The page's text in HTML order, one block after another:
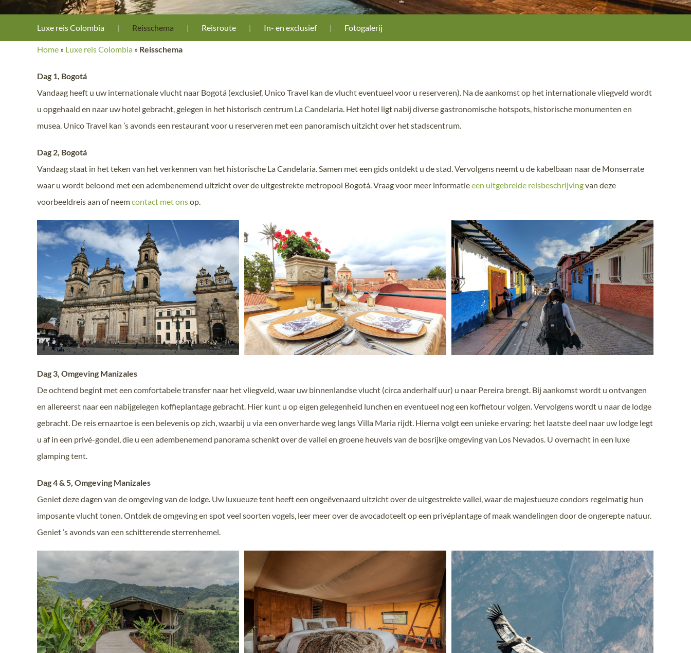
Luxe reis Colombia Reisschema Reisroute In- en exclusief Fotogalerij
Home » Luxe reis Colombia » Reisschema
Dag 1, Bogotá
Vandaag heeft u uw internationale vlucht naar Bogotá (exclusief, Unico Travel kan de vlucht eventueel voor u reserveren). Na de aankomst op het internationale vliegveld wordt
u opgehaald en naar uw hotel gebracht, gelegen in het historisch centrum La Candelaria. Het hotel ligt nabij diverse gastronomische hotspots, historische monumenten en
musea. Unico Travel kan ’s avonds een restaurant voor u reserveren met een panoramisch uitzicht over het stadscentrum.
Dag 2, Bogotá
Vandaag staat in het teken van het verkennen van het historische La Candelaria. Samen met een gids ontdekt u de stad. Vervolgens neemt u de kabelbaan naar de Monserrate
waar u wordt beloond met een adembenemend uitzicht over de uitgestrekte metropool Bogotá. Vraag voor meer informatieeen uitgebreide reisbeschrijvingvan deze
voorbeeldreis aan of neemcontact met onsop.
Dag 3, Omgeving Manizales
De ochtend begint met een comfortabele transfer naar het vliegveld, waar uw binnenlandse vlucht (circa anderhalf uur) u naar Pereira brengt. Bij aankomst wordt u ontvangen
en allereerst naar een nabijgelegen koffieplantage gebracht. Hier kunt u op eigen gelegenheid lunchen en eventueel nog een koffietour volgen. Vervolgens wordt u naar de lodge
gebracht. De reis ernaartoe is een belevenis op zich, waarbij u via een onverharde weg langs Villa Maria rijdt. Hierna volgt een unieke ervaring: het laatste deel naar uw lodge legt
u af in een privé-gondel, die u een adembenemend panorama schenkt over de vallei en groene heuvels van de bosrijke omgeving van Los Nevados. U overnacht in een luxe
glamping tent.
Dag 4 & 5, Omgeving Manizales
Geniet deze dagen van de omgeving van de lodge. Uw luxueuze tent heeft een ongeëvenaard uitzicht over de uitgestrekte vallei, waar de majestueuze condors regelmatig hun
imposante vlucht tonen. Ontdek de omgeving en spot veel soorten vogels, leer meer over de avocadoteelt op een privéplantage of maak wandelingen door de ongerepte natuur.
Geniet ’s avonds van een schitterende sterrenhemel.